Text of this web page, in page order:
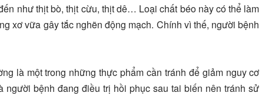
như thịt bò, thịt cừu, thịt dê… Loại chất béo này có thể làm
xơ vữa gây tắc nghẽn động mạch. Chính vì thế, người bệnh
là một trong những thực phẩm cần tránh để giảm nguy cơ
bệnh đang điều trị hồi phục sau tai biến nên tránh sử